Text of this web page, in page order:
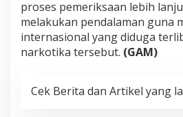
proses pemeriksaan lebih
melakukan pendalaman guna
internasional yang diduga
narkotika tersebut. (GAM)
Cek Berita dan Artikel yang